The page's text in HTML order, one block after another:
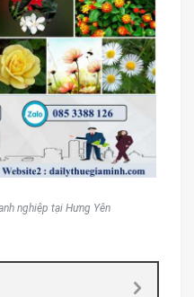
nghiệp tại Hưng Yên